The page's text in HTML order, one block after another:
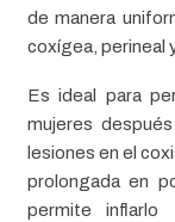
de manera
coxígea, perineal
Es ideal para
mujeres
lesiones en el
prolongada en
permite inflarlo